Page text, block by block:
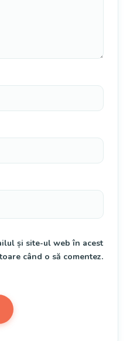
și site-ul web în acest
când o să comentez.